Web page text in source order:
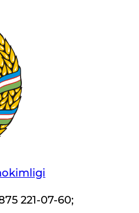
221-07-60;